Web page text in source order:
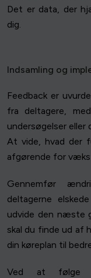
Det er data, der
dig.
Indsamling og
Feedback er
fra deltagere,
undersøgelser eller
At vide, hvad der
afgørende for
Gennemfør
deltagerne
udvide den næste
skal du finde ud af
din køreplan til
Ved at følge